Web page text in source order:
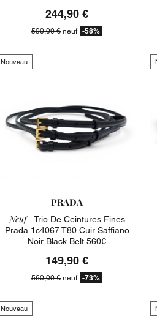
244,90 €
590,00 € neuf -58%
Nouveau
PRADA
Neuf | Trio De Ceintures Fines
Prada 1c4067 T80 Cuir Saffiano
Noir Black Belt 560€
149,90 €
560,00 € neuf -73%
Nouveau